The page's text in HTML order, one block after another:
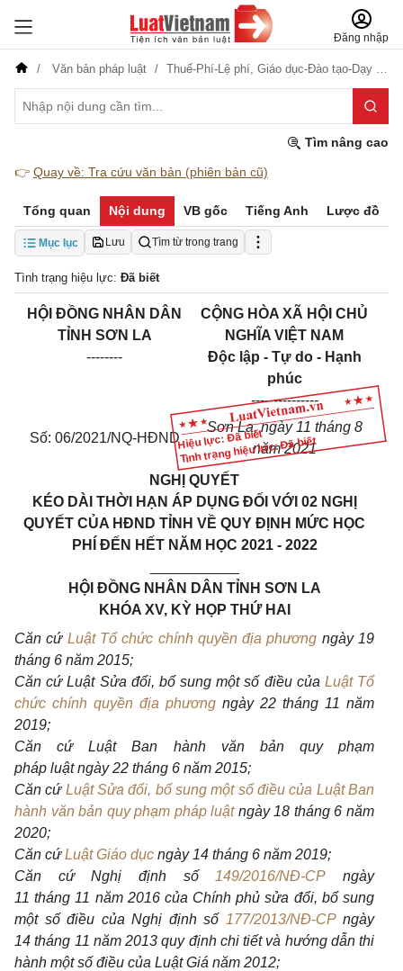
Đăng nhập
Văn bản pháp luật Thuế-Phí-Lệ phí, Giáo dục-Đào tạo-Dạy nghề
Tìm nâng cao
👉 Quay về: Tra cứu văn bản (phiên bản cũ)
Tổng quan Nội dung VB gốc Tiếng Anh Lược đồ
Mục lục Lưu Tìm từ trong trang
Tình trạng hiệu lực: Đã biết
Hiệu lực: Đã biết
Tình trạng hiệu lực: Đã biết
HỘI ĐỒNG NHÂN DÂN
TỈNH SƠN LA
--------
CỘNG HÒA XÃ HỘI CHỦ
NGHĨA VIỆT NAM
Độc lập - Tự do - Hạnh
phúc
---------------
Số: 06/2021/NQ-HĐND
Sơn La, ngày 11 tháng 8
năm 2021
NGHỊ QUYẾT
KÉO DÀI THỜI HẠN ÁP DỤNG ĐỐI VỚI 02 NGHỊ
QUYẾT CỦA HĐND TỈNH VỀ QUY ĐỊNH MỨC HỌC
PHÍ ĐẾN HẾT NĂM HỌC 2021 - 2022
HỘI ĐỒNG NHÂN DÂN TỈNH SƠN LA
KHÓA XV, KỲ HỌP THỨ HAI
Căn cứ Luật Tổ chức chính quyền địa phương ngày 19
tháng 6 năm 2015;
Căn cứLuật Sửa đổi, bổ sung một số điều của Luật Tổ
chức chính quyền địa phương ngày 22 tháng 11 năm
2019;
Căn cứLuật Ban hành văn bản quy phạm
pháp luậtngày 22 tháng 6 năm 2015;
Căn cứ Luật Sửa đổi, bổ sung một số điều của Luật Ban
hành văn bản quy phạm pháp luậtngày 18 tháng 6 năm
2020;
Căn cứLuật Giáo dục ngày 14 tháng 6 năm 2019;
Căn cứ Nghị định số 149/2016/NĐ-CP ngày
11 tháng 11 năm 2016 của Chính phủ sửa đổi, bổ sung
một số điều của Nghị định số 177/2013/NĐ-CPngày
14 tháng 11 năm 2013 quy định chi tiết và hướng dẫn thi
hành một số điều của Luật Giá năm 2012;